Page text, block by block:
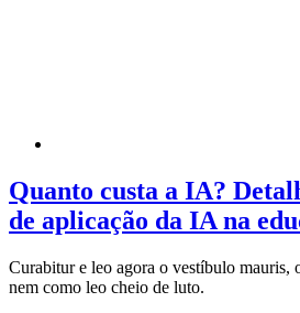
Quanto custa a IA?
de aplicação da IA na
Curabitur e leo agora o vestíbulo mauris,
nem como leo cheio de luto.